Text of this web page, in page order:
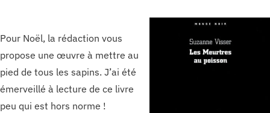
Pour Noël, la rédaction vous
propose une œuvre à mettre au
pied de tous les sapins. J’ai été
émerveillé à lecture de ce livre
peu qui est hors norme !